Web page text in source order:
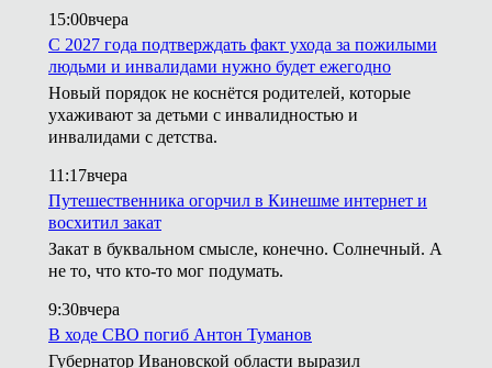
15:00вчера
С 2027 года подтверждать факт ухода за пожилыми
людьми и инвалидами нужно будет ежегодно
Новый порядок не коснётся родителей, которые
ухаживают за детьми с инвалидностью и
инвалидами с детства.
11:17вчера
Путешественника огорчил в Кинешме интернет и
восхитил закат
Закат в буквальном смысле, конечно. Солнечный. А
не то, что кто-то мог подумать.
9:30вчера
В ходе СВО погиб Антон Туманов
Губернатор Ивановской области выразил